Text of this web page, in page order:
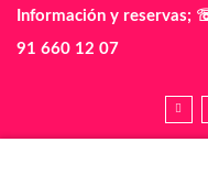
Información y reservas;
91 660 12 07